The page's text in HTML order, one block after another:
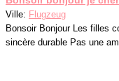
Ville: Flugzeug
Bonsoir Bonjour Les filles
sincère durable Pas une